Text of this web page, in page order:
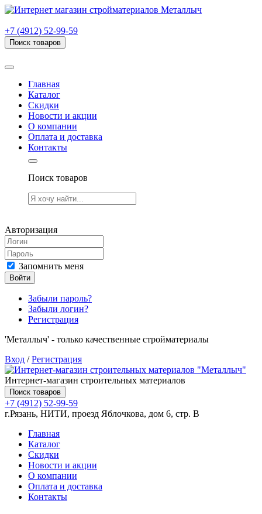
+7 (4912) 52-99-59
Поиск товаров
Главная
Каталог
Скидки
Новости и акции
О компании
Оплата и доставка
Контакты
Поиск товаров
Авторизация
Запомнить меня
Войти
Забыли пароль?
Забыли логин?
Регистрация
'Металлыч' - только качественные стройматериалы
Вход /Регистрация
Интернет-магазин строительных материалов
Поиск товаров
+7 (4912) 52-99-59
г.Рязань, НИТИ, проезд Яблочкова, дом 6, стр. В
Главная
Каталог
Скидки
Новости и акции
О компании
Оплата и доставка
Контакты